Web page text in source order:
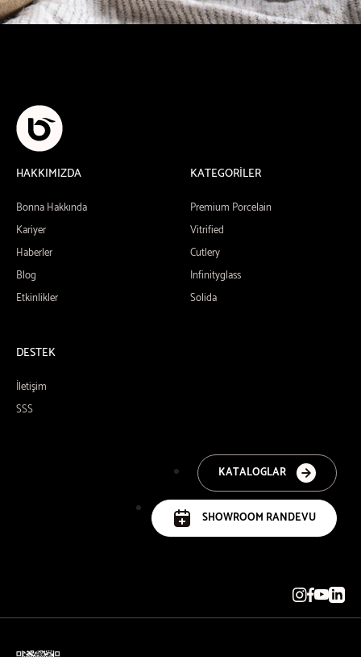
HAKKIMIZDA
Bonna Hakkında
Kariyer
Haberler
Blog
Etkinlikler
KATEGORİLER
Premium Porcelain
Vitrified
Cutlery
Infinityglass
Solida
DESTEK
İletişim
SSS
KATALOGLAR
SHOWROOM RANDEVU